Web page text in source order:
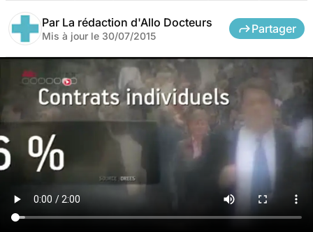
Par La rédaction d'Allo Docteurs
Mis à jour le 30/07/2015
Partager